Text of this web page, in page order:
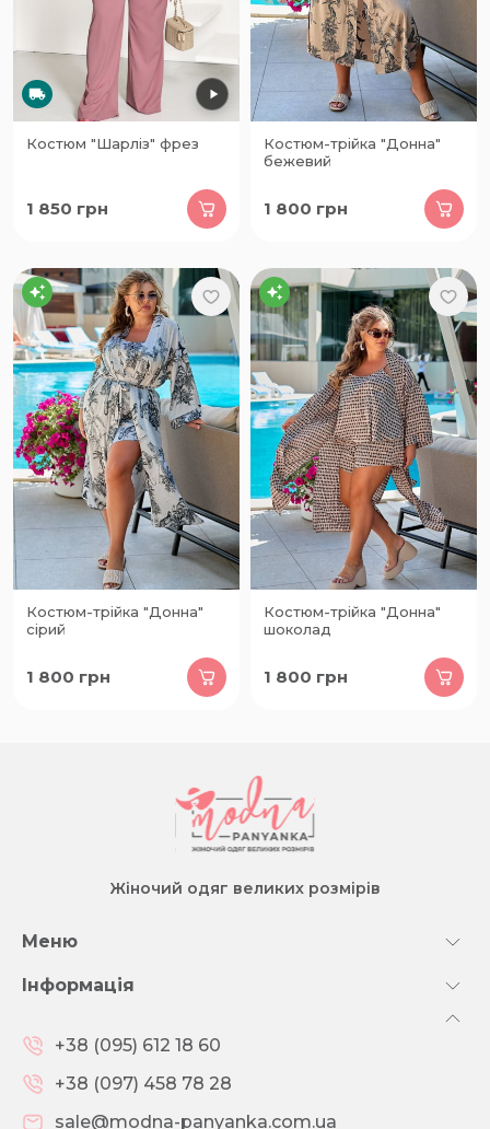
Костюм "Шарліз" фрез
1 850 грн
Костюм-трійка "Донна"
бежевий
1 800 грн
Костюм-трійка "Донна"
сірий
1 800 грн
Костюм-трійка "Донна"
шоколад
1 800 грн
Жіночий одяг великих розмірів
Меню
Інформація
+38 (095) 612 18 60
+38 (097) 458 78 28
sale@modna-panyanka.com.ua